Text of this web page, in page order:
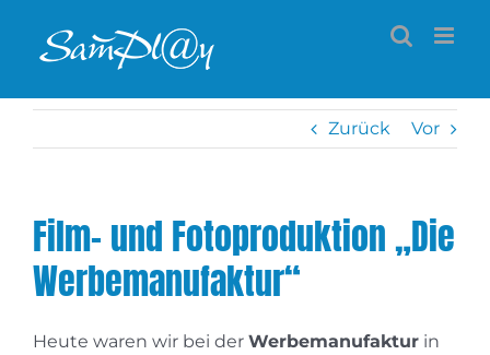
Inhalt
Zurück Vor
Film- und Fotoproduktion „Die
Werbemanufaktur“
Heute waren wir bei der Werbemanufaktur in